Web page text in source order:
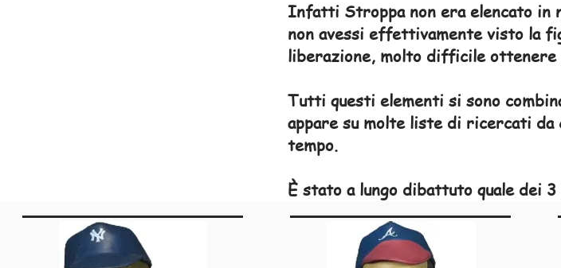
Infatti Stroppa non era elencato in
non avessi effettivamente visto la
liberazione, molto difficile ottenere
Tutti questi elementi si sono
appare su molte liste di ricercati
tempo.
È stato a lungo dibattuto quale dei
Stroppa o Schwarz e in realtà c'è
Stroppa come n. 1, motivo per cui
Schwarz, ma il dibattito tra